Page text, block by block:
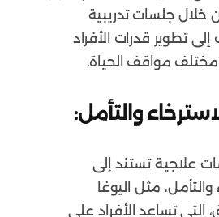
خلال جلسات تدريبية
تطوير قدرات الأفراد
مواقف الحياة.
علاجية تستند إلى
والتأمل، مثل اليوغا
التي تساعد الأفراد على